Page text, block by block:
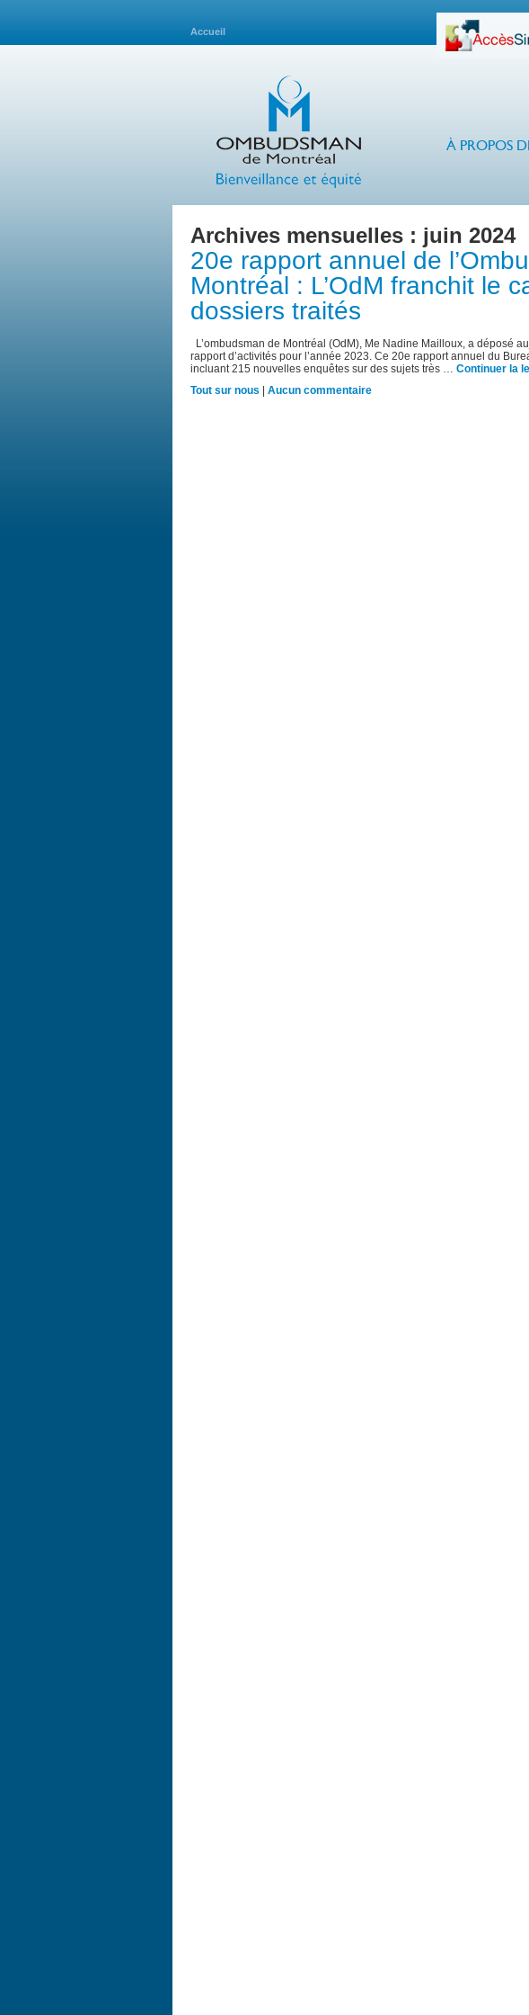
Accueil
À PROPOS
Archives mensuelles : juin 2024
20e rapport annuel de
Montréal : L’OdM franchit le
dossiers traités
L’ombudsman de Montréal (OdM), Me Nadine Mailloux, a déposé
rapport d’activités pour l’année 2023. Ce 20e rapport annuel du
incluant 215 nouvelles enquêtes sur des sujets très … Continuer la
Tout sur nous
Aucun commentaire